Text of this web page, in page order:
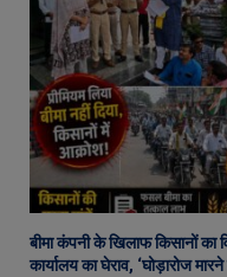
बीमा कंपनी के खिलाफ किसानों का
कार्यालय का घेराव, ‘घोड़ारोज